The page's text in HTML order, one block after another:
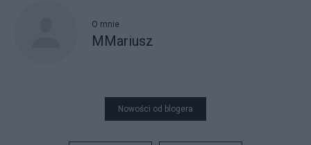
O mnie
MMariusz
Nowości od blogera